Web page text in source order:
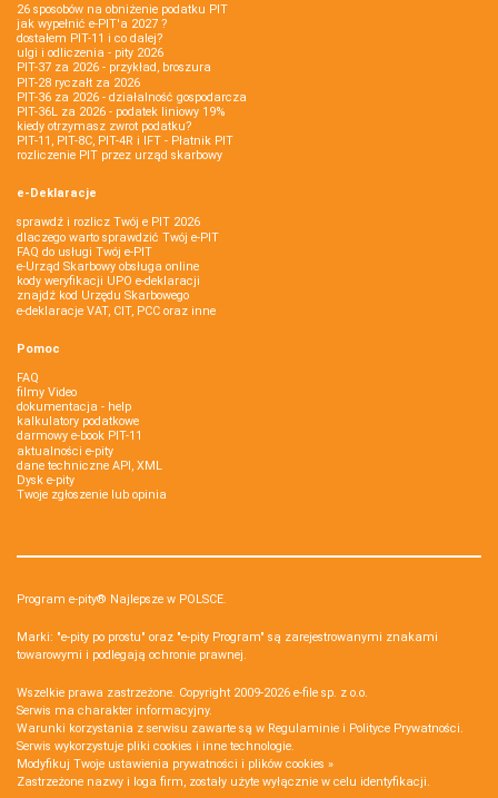
26 sposobów na obniżenie podatku PIT
jak wypełnić e-PIT'a 2027 ?
dostałem PIT-11 i co dalej?
ulgi i odliczenia - pity 2026
PIT-37 za 2026 - przykład, broszura
PIT-28 ryczałt za 2026
PIT-36 za 2026 - działalność gospodarcza
PIT-36L za 2026 - podatek liniowy 19%
kiedy otrzymasz zwrot podatku?
PIT-11, PIT-8C, PIT-4R i IFT - Płatnik PIT
rozliczenie PIT przez urząd skarbowy
e-Deklaracje
sprawdź i rozlicz Twój e PIT 2026
dlaczego warto sprawdzić Twój e-PIT
FAQ do usługi Twój e-PIT
e-Urząd Skarbowy obsługa online
kody weryfikacji UPO e-deklaracji
znajdź kod Urzędu Skarbowego
e-deklaracje VAT, CIT, PCC oraz inne
Pomoc
FAQ
filmy Video
dokumentacja - help
kalkulatory podatkowe
darmowy e-book PIT-11
aktualności e-pity
dane techniczne API, XML
Dysk e-pity
Twoje zgłoszenie lub opinia
Program e-pity® Najlepsze w POLSCE.
Marki: "e-pity po prostu" oraz "e-pity Program" są zarejestrowanymi znakami
towarowymi i podlegają ochronie prawnej.
Wszelkie prawa zastrzeżone. Copyright 2009-2026 e-file sp. z o.o.
Serwis ma charakter informacyjny.
Warunki korzystania z serwisu zawarte są w Regulaminie i Polityce Prywatności.
Serwis wykorzystuje pliki cookies i inne technologie.
Modyfikuj Twoje ustawienia prywatności i plików cookies »
Zastrzeżone nazwy i loga firm, zostały użyte wyłącznie w celu identyfikacji.